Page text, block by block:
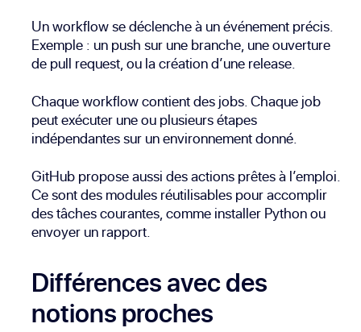
Un workflow se déclenche à un événement précis.
Exemple : un push sur une branche, une ouverture
de pull request, ou la création d’une release.
Chaque workflow contient des jobs. Chaque job
peut exécuter une ou plusieurs étapes
indépendantes sur un environnement donné.
GitHub propose aussi des actions prêtes à l’emploi.
Ce sont des modules réutilisables pour accomplir
des tâches courantes, comme installer Python ou
envoyer un rapport.
Différences avec des
notions proches